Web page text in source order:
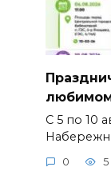
С 5 по 10
0 5